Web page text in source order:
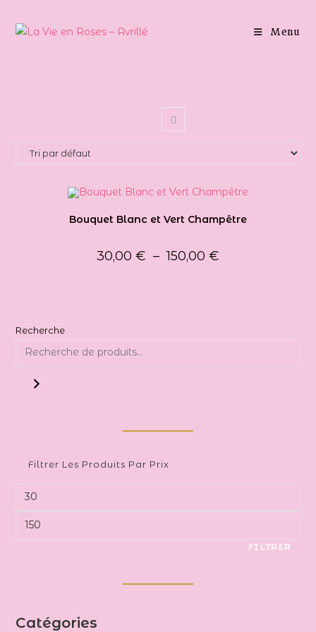
Menu
Bouquet Blanc et Vert Champêtre
30,00 € – 150,00 €
Recherche
Filtrer Les Produits Par Prix
Prix
Prix
FILTRER
Catégories